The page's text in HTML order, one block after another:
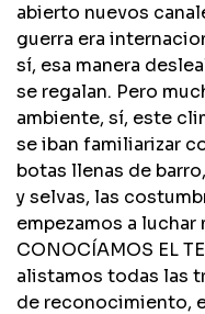
abierto nuevos
guerra era
sí, esa manera
se regalan. Pero
ambiente, sí, este
se iban familiarizar
botas llenas de
y selvas, las
empezamos a luchar
CONOCÍAMOS EL
alistamos todas las
de reconocimiento,